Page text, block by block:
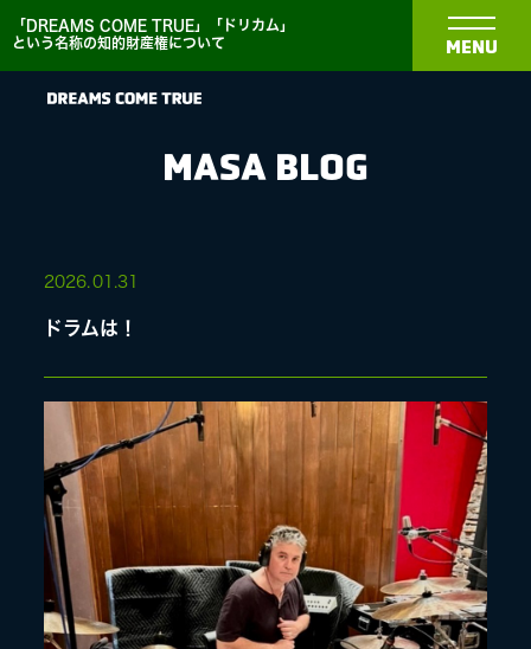
「DREAMS COME TRUE」「ドリカム」
という名称の知的財産権について
MENU
BIOGRAPHY
DISCOGRAPHY
MEDIA
LIVE
MASA BLOG
2026. 01.31
ドラムは！